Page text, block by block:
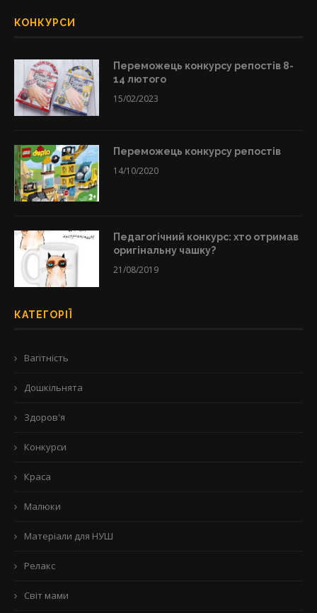
КОНКУРСИ
Переможець конкурсу репостів 8-
14 лютого
15/02/2023
Переможець конкурсу репостів
14/10/2020
Педагогічний конкурс: хто отримав
оригінальну чашку?
21/08/2019
КАТЕГОРІЇ
Вагітність
Дошкільнята
Здоров'я
Конкурси
Краса
Малюки
Матеріали для НУШ
Релакс
Світ мами